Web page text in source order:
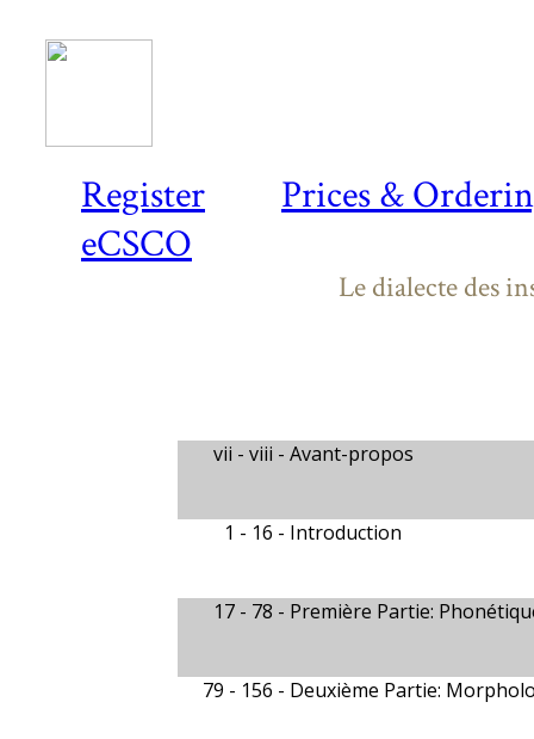
Register
Prices &
eCSCO
Le dialecte des
vii - viii -Avant-propos
1 - 16 - Introduction
17 - 78 - Première Partie:
79 - 156 - Deuxième Partie: